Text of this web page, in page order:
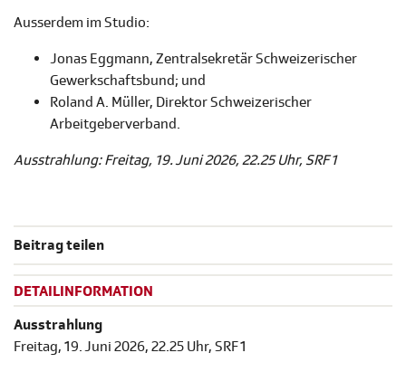
Ausserdem im Studio:
Jonas Eggmann, Zentralsekretär Schweizerischer
Gewerkschaftsbund; und
Roland A. Müller, Direktor Schweizerischer
Arbeitgeberverband.
Ausstrahlung: Freitag, 19. Juni 2026, 22.25 Uhr, SRF 1
Beitrag teilen
DETAILINFORMATION
Ausstrahlung
Freitag, 19. Juni 2026, 22.25 Uhr, SRF 1